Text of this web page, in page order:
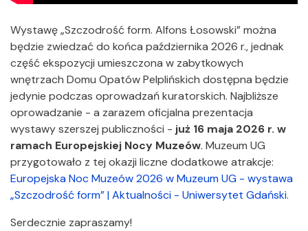
Wystawę „Szczodrość form. Alfons Łosowski” można
będzie zwiedzać do końca października 2026 r., jednak
część ekspozycji umieszczona w zabytkowych
wnętrzach Domu Opatów Pelplińskich dostępna będzie
jedynie podczas oprowadzań kuratorskich. Najbliższe
oprowadzanie - a zarazem oficjalna prezentacja
wystawy szerszej publiczności - już 16 maja 2026 r. w
ramach Europejskiej Nocy Muzeów. Muzeum UG
przygotowało z tej okazji liczne dodatkowe atrakcje:
Europejska Noc Muzeów 2026 w Muzeum UG - wystawa
„Szczodrość form” | Aktualności - Uniwersytet Gdański.
Serdecznie zapraszamy!